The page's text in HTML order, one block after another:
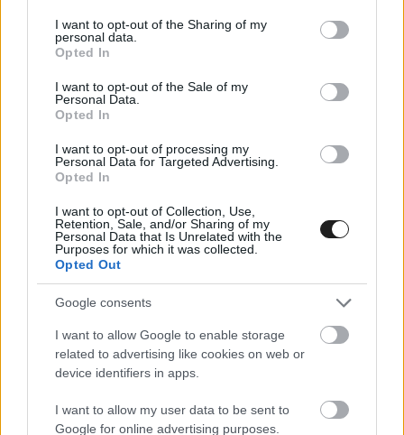
not limited to your visit or usage behaviour. You may click to
grant or deny consent to Google and its third-party tags to
use your data for below specified purposes in below Google
consent section.
I want to opt-out of the Sharing of my
personal data.
Opted In
I want to opt-out of the Sale of my
Personal Data.
Opted In
I want to opt-out of processing my
Personal Data for Targeted Advertising.
Opted In
I want to opt-out of Collection, Use,
Retention, Sale, and/or Sharing of my
Personal Data that Is Unrelated with the
Purposes for which it was collected.
Opted Out
Google consents
I want to allow Google to enable storage
related to advertising like cookies on web or
device identifiers in apps.
I want to allow my user data to be sent to
Google for online advertising purposes.
„Bwoah, bwoah, nem is hittem a fülemnek.
Vicces volt, de remélem, legközelebb már jól
fogják mondani a nevem” – tett erős célzást a
Mercedes 19 éves pilótája arra, hogy nem
elégedett meg ezzel az egyetlen
futamgyőzelemmel F1-es pályafutásában.
A Räikkönen-fotóra pedig Antonelli mintha ezt
írta volna a saját aláírása mellé: nem egyenlő én.